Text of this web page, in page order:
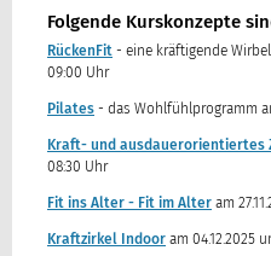
Folgende Kurskonzepte
RückenFit - eine kräftigende
09:00 Uhr
Pilates - das Wohlfühlprogramm
Kraft- und ausdauerorientiertes
08:30 Uhr
Fit ins Alter - Fit im Alter am
Kraftzirkel Indoor am 04.12.2025